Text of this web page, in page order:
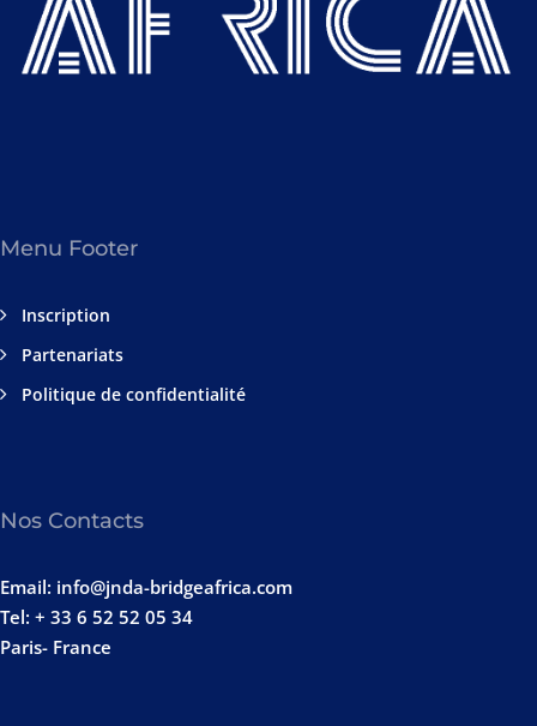
Menu Footer
Inscription
Partenariats
Politique de confidentialité
Nos Contacts
Paris- France
Tel: + 33 6 52 52 05 34
Email: info@jnda-bridgeafrica.com